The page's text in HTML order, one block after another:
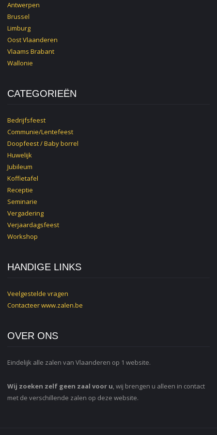
Antwerpen
Brussel
Limburg
Oost Vlaanderen
Vlaams Brabant
Wallonie
CATEGORIEËN
Bedrijfsfeest
Communie/Lentefeest
Doopfeest / Baby borrel
Huwelijk
Jubileum
Koffietafel
Receptie
Seminarie
Vergadering
Verjaardagsfeest
Workshop
HANDIGE LINKS
Veelgestelde vragen
Contacteerwww.zalen.be
OVER ONS
Eindelijk alle zalen van Vlaanderen op 1 website.
Wij zoeken zelf geen zaal voor u, wij brengen u alleen in contact
met de verschillende zalen op deze website.